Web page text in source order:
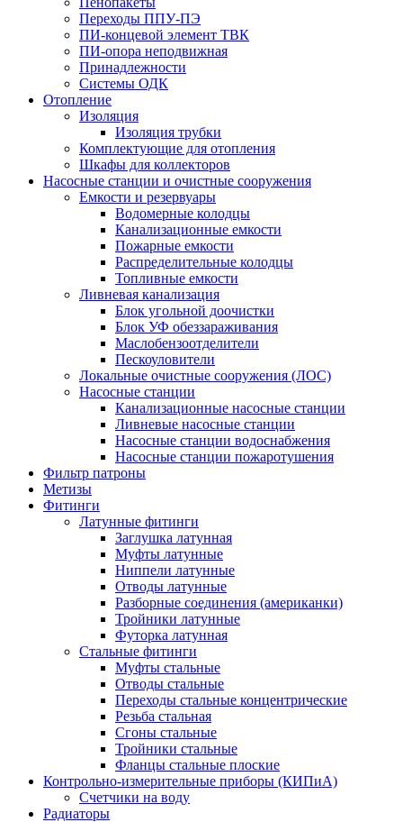
Переходы ППУ-ПЭ
ПИ-концевой элемент ТВК
ПИ-опора неподвижная
Принадлежности
Системы ОДК
Отопление
Изоляция
Изоляция трубки
Комплектующие для отопления
Шкафы для коллекторов
Насосные станции и очистные сооружения
Емкости и резервуары
Водомерные колодцы
Канализационные емкости
Пожарные емкости
Распределительные колодцы
Топливные емкости
Ливневая канализация
Блок угольной доочистки
Блок УФ обеззараживания
Маслобензоотделители
Пескоуловители
Локальные очистные сооружения (ЛОС)
Насосные станции
Канализационные насосные станции
Ливневые насосные станции
Насосные станции водоснабжения
Насосные станции пожаротушения
Фильтр патроны
Метизы
Фитинги
Латунные фитинги
Заглушка латунная
Муфты латунные
Ниппели латунные
Отводы латунные
Разборные соединения (американки)
Тройники латунные
Футорка латунная
Стальные фитинги
Муфты стальные
Отводы стальные
Переходы стальные концентрические
Резьба стальная
Сгоны стальные
Тройники стальные
Фланцы стальные плоские
Контрольно-измерительные приборы (КИПиА)
Счетчики на воду
Радиаторы